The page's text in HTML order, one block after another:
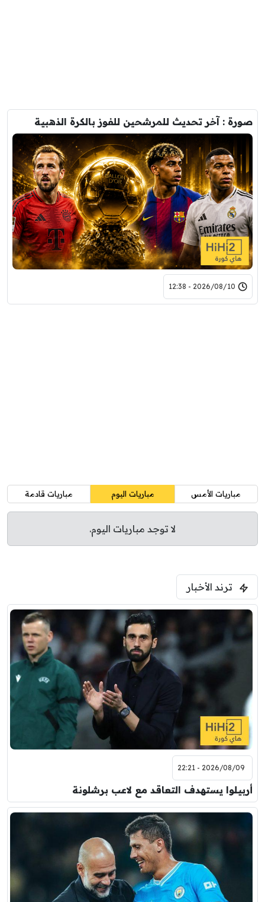
صورة : آخر تحديث للمرشحين للفوز بالكرة الذهبية
2026/08/10 - 12:38
مباريات الأمس مباريات اليوم مباريات قادمة
لا توجد مباريات اليوم.
ترند الأخبار
2026/08/09 - 22:21
أربيلوا يستهدف التعاقد مع لاعب برشلونة